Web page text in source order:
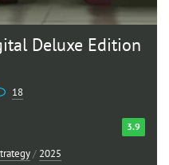
Deluxe Edition
18
3.9
/ 2025